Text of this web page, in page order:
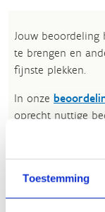
Toestemming
Jouw
te brengen en
fijnste plekken.
In onze
oprecht nuttige
onze richtlijnen
beoordelingen
tekstgedeelte
inhoud ervan te